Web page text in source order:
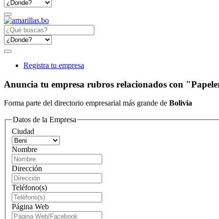
Registra tu empresa
Anuncia tu empresa rubros relacionados con
Forma parte del directorio empresarial más grande de Bolivia
Datos de la Empresa
Ciudad
Nombre
Dirección
Teléfono(s)
Página Web